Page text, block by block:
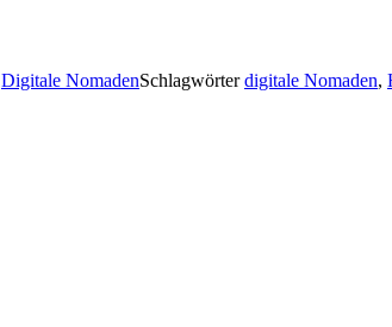
Digitale NomadenSchlagwörterdigitale Nomaden,